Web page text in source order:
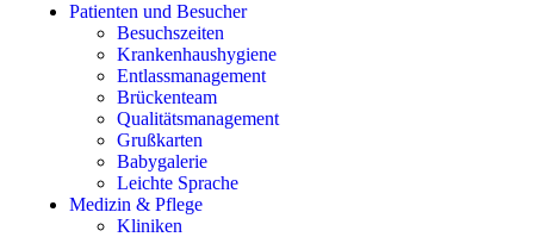
Patienten und Besucher
Besuchszeiten
Krankenhaushygiene
Entlassmanagement
Brückenteam
Qualitätsmanagement
Grußkarten
Babygalerie
Leichte Sprache
Medizin & Pflege
Kliniken